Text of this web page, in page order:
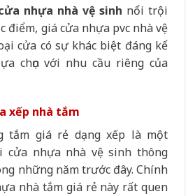
nhựa nhà vệ sinh nổi trội
điểm, giá cửa nhựa pvc nhà vệ
cửa có sự khác biệt đáng kể
chọn với nhu cầu riêng của
xếp nhà tắm
tắm giá rẻ dạng xếp là một
cửa nhựa nhà vệ sinh thông
những năm trước đây. Chính
nhà tắm giá rẻ này rất quen